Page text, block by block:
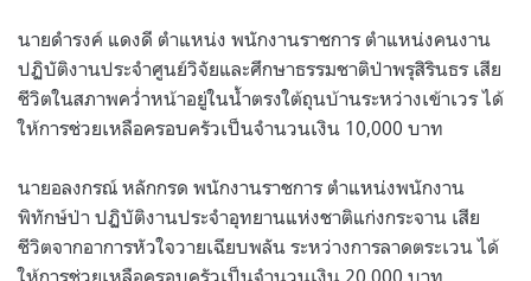
นายดำรงค์ แดงดี ตำแหน่ง พนักงานราชการ ตำแหน่งคนงาน
ปฏิบัติงานประจำศูนย์วิจัยและศึกษาธรรมชาติป่าพรุสิรินธร เสีย
ชีวิตในสภาพคว่ำหน้าอยู่ในน้ำตรงใต้ถุนบ้านระหว่างเข้าเวร ได้
ให้การช่วยเหลือครอบครัวเป็นจำนวนเงิน 10,000 บาท
นายอลงกรณ์ หลักกรด พนักงานราชการ ตำแหน่งพนักงาน
พิทักษ์ป่า ปฏิบัติงานประจำอุทยานแห่งชาติแก่งกระจาน เสีย
ชีวิตจากอาการหัวใจวายเฉียบพลัน ระหว่างการลาดตระเวน ได้
ให้การช่วยเหลือครอบครัวเป็นจำนวนเงิน 20,000 บาท